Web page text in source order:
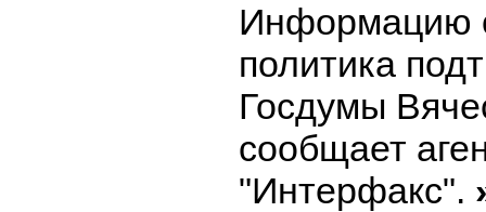
Информацию
политика
Госдумы
сообщает
"Интерфакс".